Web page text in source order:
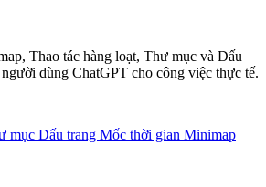
Thao tác hàng loạt, Thư mục và Dấu
dùng ChatGPT cho công việc thực tế.
mục Dấu trang Mốc thời gian Minimap